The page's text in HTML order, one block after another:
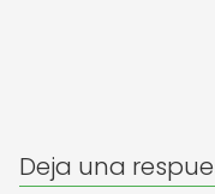
Deja una